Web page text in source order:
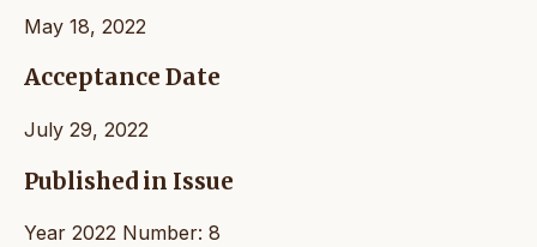
May 18, 2022
Acceptance Date
July 29, 2022
Published in Issue
Year 2022 Number: 8